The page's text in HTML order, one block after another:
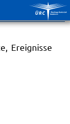
Ereignisse